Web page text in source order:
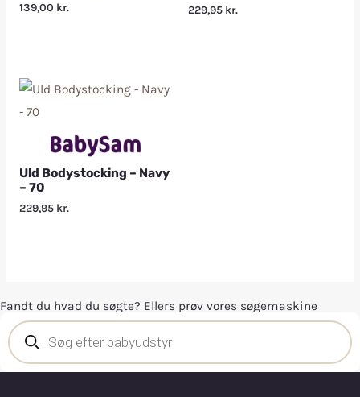
139,00 kr. 229,95 kr.
Uld Bodystocking – Navy
– 70
229,95 kr.
Fandt du hvad du søgte? Ellers prøv vores søgemaskine